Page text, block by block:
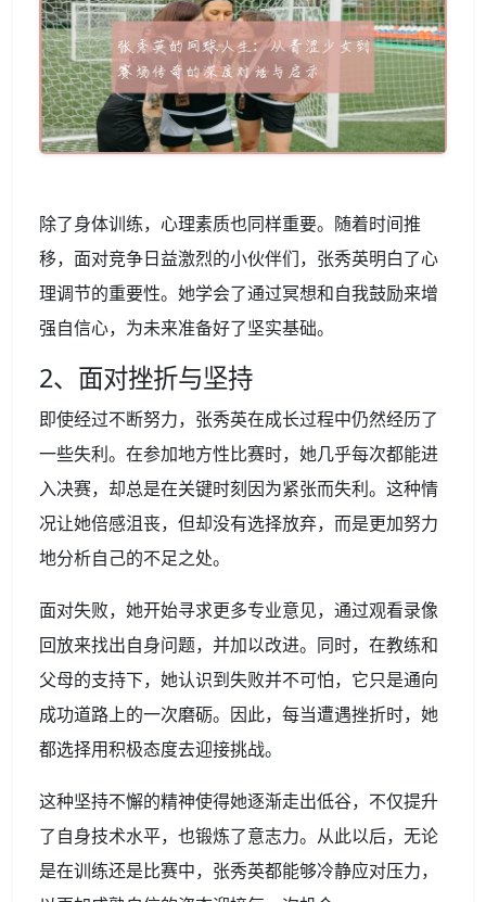
除了身体训练，心理素质也同样重要。随着时间推
移，面对竞争日益激烈的小伙伴们，张秀英明白了心
理调节的重要性。她学会了通过冥想和自我鼓励来增
强自信心，为未来准备好了坚实基础。
2、面对挫折与坚持
即使经过不断努力，张秀英在成长过程中仍然经历了
一些失利。在参加地方性比赛时，她几乎每次都能进
入决赛，却总是在关键时刻因为紧张而失利。这种情
况让她倍感沮丧，但却没有选择放弃，而是更加努力
地分析自己的不足之处。
面对失败，她开始寻求更多专业意见，通过观看录像
回放来找出自身问题，并加以改进。同时，在教练和
父母的支持下，她认识到失败并不可怕，它只是通向
成功道路上的一次磨砺。因此，每当遭遇挫折时，她
都选择用积极态度去迎接挑战。
这种坚持不懈的精神使得她逐渐走出低谷，不仅提升
了自身技术水平，也锻炼了意志力。从此以后，无论
是在训练还是比赛中，张秀英都能够冷静应对压力，